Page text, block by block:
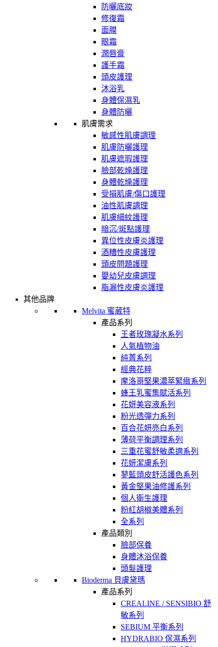
防曬底妝
修復霜
面膜
眼霜
潤唇膏
護手霜
頭皮護理
沐浴乳
身體保濕乳
身體防曬
肌膚需求
敏感性肌膚調理
肌膚防曬護理
肌膚遮瑕護理
臉部乾燥護理
身體乾燥護理
受損肌膚/傷口護理
油性肌膚調理
肌膚細紋護理
暗沉/斑點護理
異位性皮膚炎護理
酒糟性皮膚護理
頭皮問題護理
嬰幼兒皮膚調理
脂漏性皮膚炎護理
其他品牌
Melvita 蜜葳特
產品系列
王者玫瑰凝水系列
人氣植物油
純菁系列
經典花粹
摩洛哥堅果濃萃緊緻系列
蜂王乳蜜集賦活系列
花妍美容液系列
粉光透彈力系列
百合花妍亮白系列
薄荷平衡調理系列
三重花蜜舒敏柔適系列
花妍潔膚系列
蓼藍頭皮舒活護色系列
黃金堅果油修護系列
個人衛生護理
粉紅胡椒美體系列
全系列
產品類別
臉部保養
身體沐浴保養
頭髮護理
Bioderma 貝膚黛瑪
產品系列
CREALINE / SENSIBIO 舒
敏系列
SEBIUM 平衡系列
HYDRABIO 保濕系列